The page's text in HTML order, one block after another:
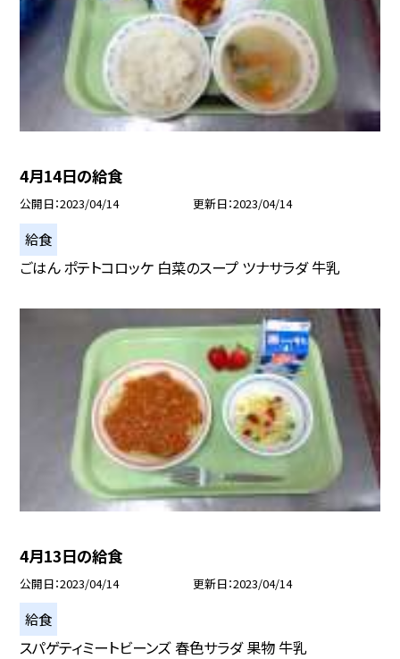
4月14日の給食
公開日 2023/04/14 更新日 2023/04/14
給食
ごはん ポテトコロッケ 白菜のスープ ツナサラダ 牛乳
4月13日の給食
公開日 2023/04/14 更新日 2023/04/14
給食
スパゲティミートビーンズ 春色サラダ 果物 牛乳